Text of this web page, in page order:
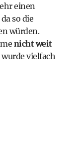
einen
so die
würden.
nicht weit
wurde vielfach